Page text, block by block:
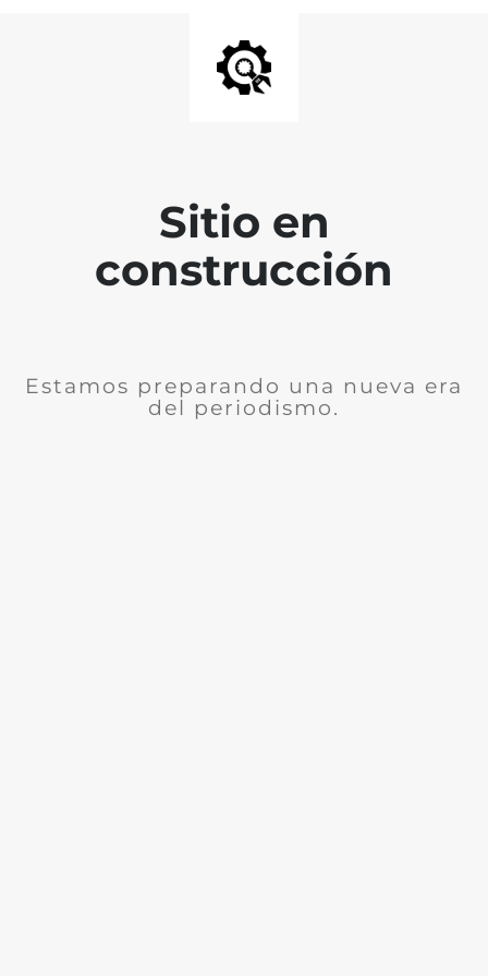
Sitio en
construcción
Estamos preparando una nueva era
del periodismo.